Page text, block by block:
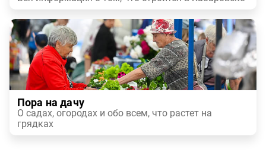
Пора на дачу
О садах, огородах и обо всем, что растет на
грядках